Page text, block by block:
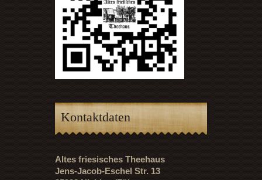
Kontaktdaten
Altes friesisches Theehaus
Jens-Jacob-Eschel Str. 13